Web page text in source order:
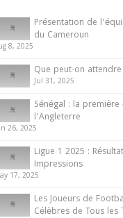
Internationales
ce que vous devez
d’Afrique des
10 May 2024
Internationales
de
football du Cameroun
2025
Présentation de
du Cameroun
8, 2025
Que peut-on
Jul 31, 2025
Sénégal : la
l’Angleterre
26, 2025
Ligue 1 2025 :
Impressions
17, 2025
Les Joueurs de
Célèbres de Tous les